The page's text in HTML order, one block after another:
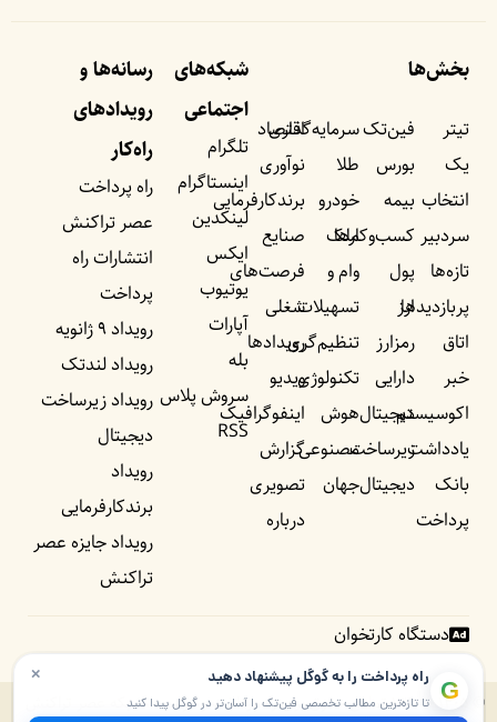
بخش‌ها
تیتر
یک
انتخاب
سردبیر
تازه‌ها
پربازدید‌ها
اتاق
خبر
اکوسیستم
یادداشت‌
بانک
پرداخت
فین‌تک
بورس
بیمه
کسب‌وکار‌ها
پول
ارز
رمزارز
دارایی
دیجیتال
زیرساخت
دیجیتال
سرمایه‌گذاری
طلا
خودرو
ملک
وام و
تسهیلات
تنظیم‌گری
تکنولوژی
هوش
مصنوعی
جهان
اقتصاد
نوآوری
برندکارفرمایی
صنایع
فرصت‌های
شغلی
رویداد‌ها
ویدیو
اینفوگرافیک
گزارش
تصویری
درباره
شبکه‌های
اجتماعی
تلگرام
اینستاگرام
لینکدین
ایکس
یوتیوب
آپارات
بله
سروش پلاس
RSS
رسانه‌ها و
رویداد‌های
راه‌کار
راه پرداخت
عصر تراکنش
انتشارات راه
پرداخت
رویداد ۹ ژانویه
رویداد لندتک
رویداد زیرساخت
دیجیتال
رویداد
برندکارفرمایی
رویداد جایزه عصر
تراکنش
دستگاه کارتخوان
© ۱۴۰۵ – ۱۳۹۰ تمامی حقوق برای راه پرداخت و موسسه شبکه عصر تراکنش
× G راه پرداخت را به گوگل پیشنهاد دهید
تا تازه‌ترین مطالب تخصصی فین‌تک را آسان‌تر در گوگل پیدا کنید